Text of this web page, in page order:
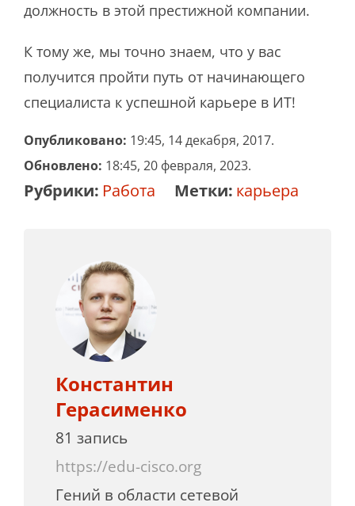
должность в этой престижной компании.
К тому же, мы точно знаем, что у вас
получится пройти путь от начинающего
специалиста к успешной карьере в ИТ!
Опубликовано: 19:45, 14 декабря, 2017.
Обновлено: 18:45, 20 февраля, 2023.
Рубрики: Работа Метки: карьера
Константин
Герасименко
81 запись
https://edu-cisco.org
Гений в области сетевой